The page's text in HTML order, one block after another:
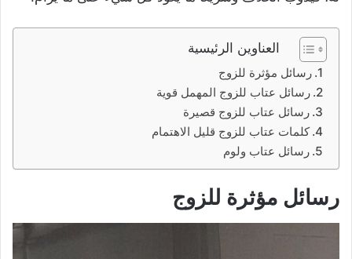
العناوين الرئيسية
رسائل مؤثرة للزوج
رسائل عتاب للزوج المهمل قوية
رسائل عتاب للزوج قصيرة
كلمات عتاب للزوج قليل الاهتمام
رسائل عتاب ولوم
رسائل مؤثرة للزوج